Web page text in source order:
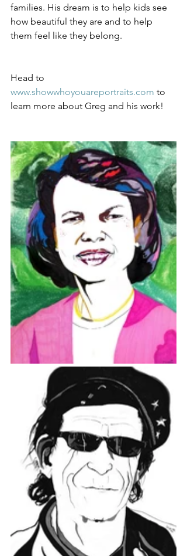
families. His dream is to help kids see
how beautiful they are and to help
them feel like they belong.
Head to
www.showwhoyouareportraits.com to
learn more about Greg and his work!